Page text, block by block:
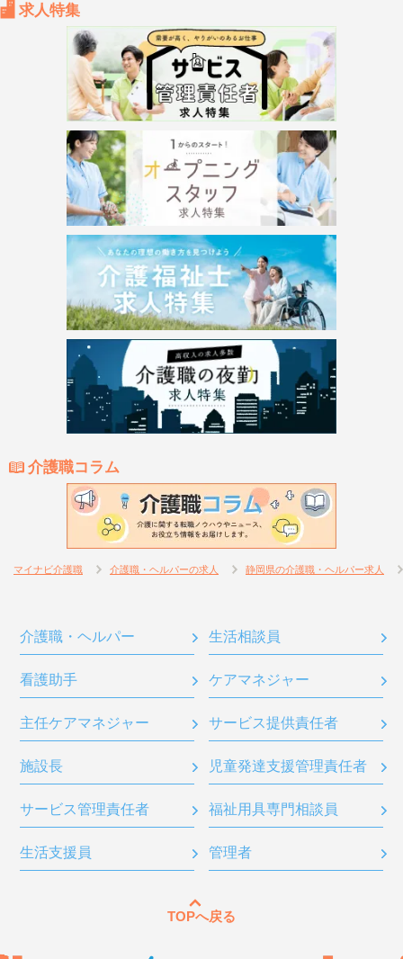
求人特集
介護職コラム
マイナビ介護職 介護職・ヘルパーの求人 静岡県の介護職・ヘルパー求人
介護職・ヘルパー 生活相談員
看護助手 ケアマネジャー
主任ケアマネジャー サービス提供責任者
施設長 児童発達支援管理責任者
サービス管理責任者 福祉用具専門相談員
生活支援員 管理者
TOPへ戻る